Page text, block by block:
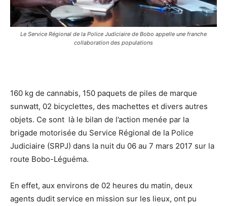
Le Service Régional de la Police Judiciaire de Bobo appelle une franche
collaboration des populations
160 kg de cannabis, 150 paquets de piles de marque
sunwatt, 02 bicyclettes, des machettes et divers autres
objets. Ce sont là le bilan de l’action menée par la
brigade motorisée du Service Régional de la Police
Judiciaire (SRPJ) dans la nuit du 06 au 7 mars 2017 sur la
route Bobo-Léguéma.
En effet, aux environs de 02 heures du matin, deux
agents dudit service en mission sur les lieux, ont pu